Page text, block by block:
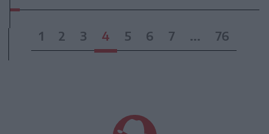
1 2 3 4 5 6 7 ... 76